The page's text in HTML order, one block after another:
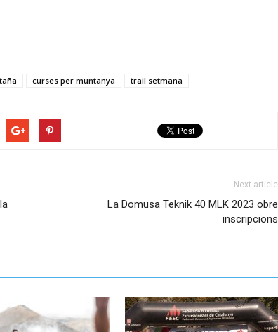
curses per muntanya trail setmana
Next article
La Domusa Teknik 40 MLK 2023 obre
inscripcions